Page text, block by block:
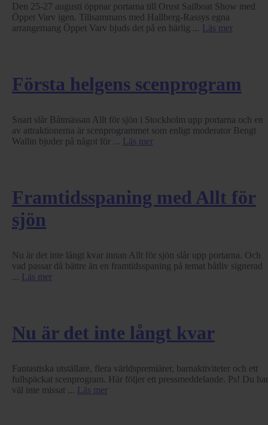
Den 25-27 augusti öppnar portarna till Orust Sailboat Show med
Öppet Varv igen. Tillsammans med Hallberg-Rassys egna
arrangemang Öppet Varv bjuds det på en härlig ... Läs mer
Första helgens scenprogram
Snart slår Båtmässan Allt för sjön i Stockholm upp portarna och en
av attraktionerna är scenprogrammet som enligt moderator Bengt
Wallin bjuder på något för ... Läs mer
Framtidsspaning med Allt för
sjön
Nu är det inte långt kvar innan Allt för sjön slår upp portarna. Och
vad passar då bättre än en framtidsspaning på temat båtliv signerad
... Läs mer
Nu är det inte långt kvar
Fantastiska utställare, flera världspremiärer, barnaktiviteter och ett
fullspäckat scenprogram. Här följer ett pressmeddelande. Ps! Du har
väl inte missat ... Läs mer